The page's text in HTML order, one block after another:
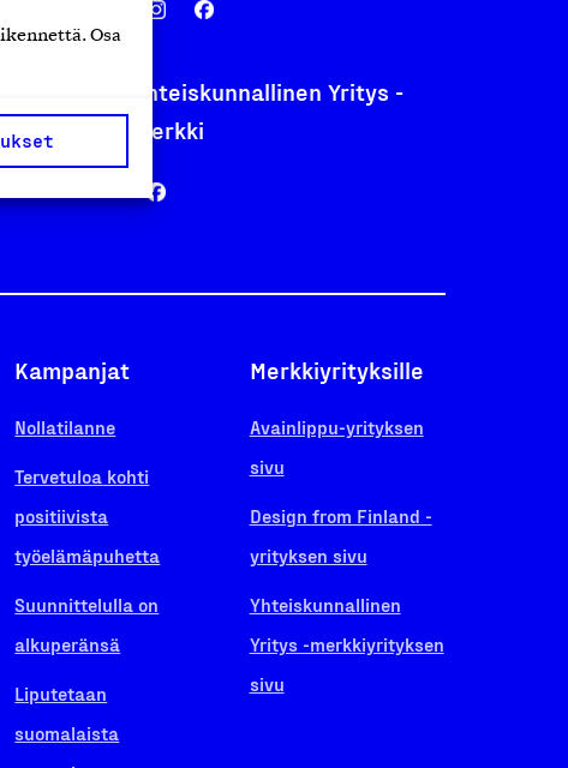
Osa
Yhteiskunnallinen Yritys -
merkki
Kampanjat
Nollatilanne
Tervetuloa kohti
positiivista
työelämäpuhetta
Suunnittelulla on
alkuperänsä
Liputetaan
suomalaista
Merkkiyrityksille
Avainlippu-yrityksen
sivu
Design from Finland -
yrityksen sivu
Yhteiskunnallinen
Yritys -merkkiyrityksen
sivu